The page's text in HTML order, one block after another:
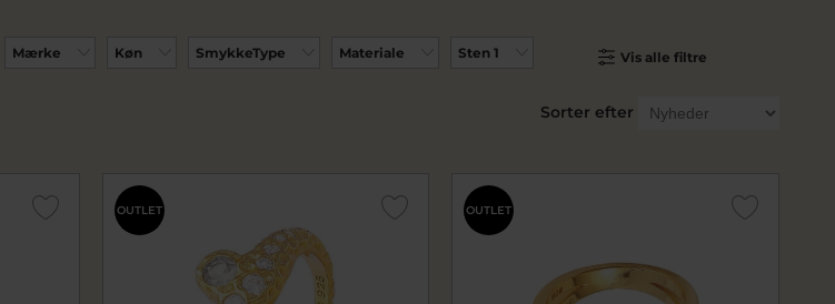
Mærke Køn SmykkeType Materiale Sten 1 Vis alle filtre
Sorter efter
OUTLET OUTLET